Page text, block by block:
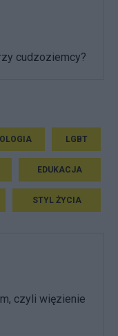
cudzoziemcy?
LGBT
EDUKACJA
STYL ŻYCIA
czyli więzienie